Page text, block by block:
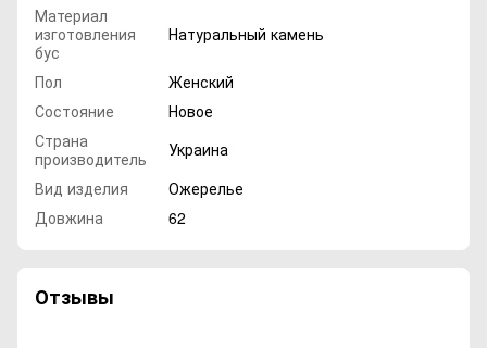
Материал
изготовления
бус
Натуральный камень
Пол
Женский
Состояние
Новое
Страна
производитель
Украина
Вид изделия
Ожерелье
Довжина
62
Отзывы